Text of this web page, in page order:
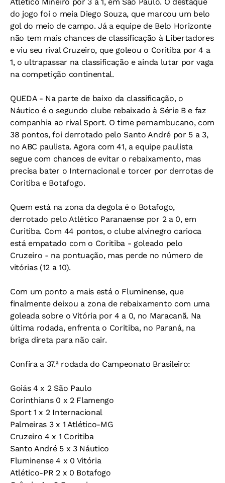
do jogo foi o meia Diego Souza, que marcou um belo
gol do meio de campo. Já a equipe de Belo Horizonte
não tem mais chances de classificação à Libertadores
e viu seu rival Cruzeiro, que goleou o Coritiba por 4 a
1, o ultrapassar na classificação e ainda lutar por vaga
na competição continental.
QUEDA - Na parte de baixo da classificação, o
Náutico é o segundo clube rebaixado à Série B e faz
companhia ao rival Sport. O time pernambucano, com
38 pontos, foi derrotado pelo Santo André por 5 a 3,
no ABC paulista. Agora com 41, a equipe paulista
segue com chances de evitar o rebaixamento, mas
precisa bater o Internacional e torcer por derrotas de
Coritiba e Botafogo.
Quem está na zona da degola é o Botafogo,
derrotado pelo Atlético Paranaense por 2 a 0, em
Curitiba. Com 44 pontos, o clube alvinegro carioca
está empatado com o Coritiba - goleado pelo
Cruzeiro - na pontuação, mas perde no número de
vitórias (12 a 10).
Com um ponto a mais está o Fluminense, que
finalmente deixou a zona de rebaixamento com uma
goleada sobre o Vitória por 4 a 0, no Maracanã. Na
última rodada, enfrenta o Coritiba, no Paraná, na
briga direta para não cair.
Confira a 37.ª rodada do Campeonato Brasileiro:
Goiás 4 x 2 São Paulo
Corinthians 0 x 2 Flamengo
Sport 1 x 2 Internacional
Palmeiras 3 x 1 Atlético-MG
Cruzeiro 4 x 1 Coritiba
Santo André 5 x 3 Náutico
Fluminense 4 x 0 Vitória
Atlético-PR 2 x 0 Botafogo